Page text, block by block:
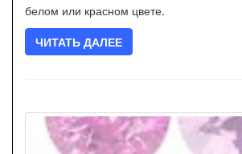
белом или красном цвете.
ЧИТАТЬ ДАЛЕЕ